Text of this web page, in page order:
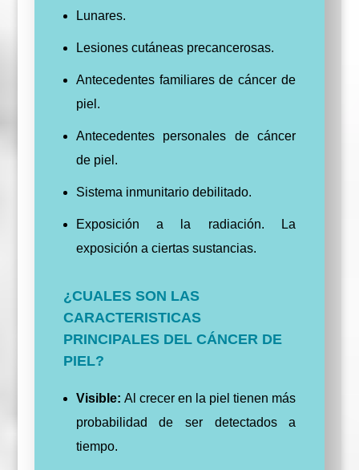
Lunares.
Lesiones cutáneas precancerosas.
Antecedentes familiares de cáncer de
piel.
Antecedentes personales de cáncer
de piel.
Sistema inmunitario debilitado.
Exposición a la radiación. La
exposición a ciertas sustancias.
¿CUALES SON LAS
CARACTERISTICAS
PRINCIPALES DEL CÁNCER DE
PIEL?
Visible: Al crecer en la piel tienen más
probabilidad de ser detectados a
tiempo.